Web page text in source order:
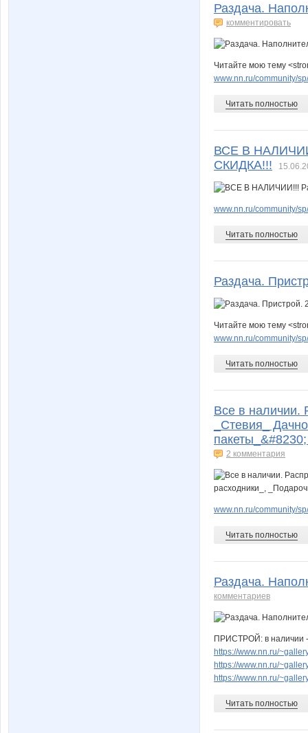
Раздача.
комментировать
Читайте мою тему
www.nn.ru/community/
Читать полностью
ВСЕ В
СКИДКА!!!
www.nn.ru/community/
Читать полностью
Раздача.
Читайте мою тему
www.nn.ru/community/
Читать полностью
Все в наличии.
_Стевия_
2 комментария
www.nn.ru/community/
Читать полностью
Раздача.
комментариев
ПРИСТРОЙ: в наличии -
https://www.nn.ru/
https://www.nn.ru/
https://www.nn.ru/
Читать полностью